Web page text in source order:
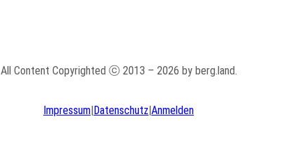
All Content Copyrighted ⓒ 2013 – 2026 by berg.land.
Impressum|Datenschutz|Anmelden